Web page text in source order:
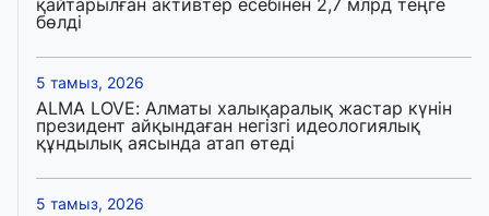
бөлді
5 тамыз, 2026
ALMA LOVE: Алматы халықаралық жастар күнін
президент айқындаған негізгі идеологиялық
құндылық аясында атап өтеді
5 тамыз, 2026